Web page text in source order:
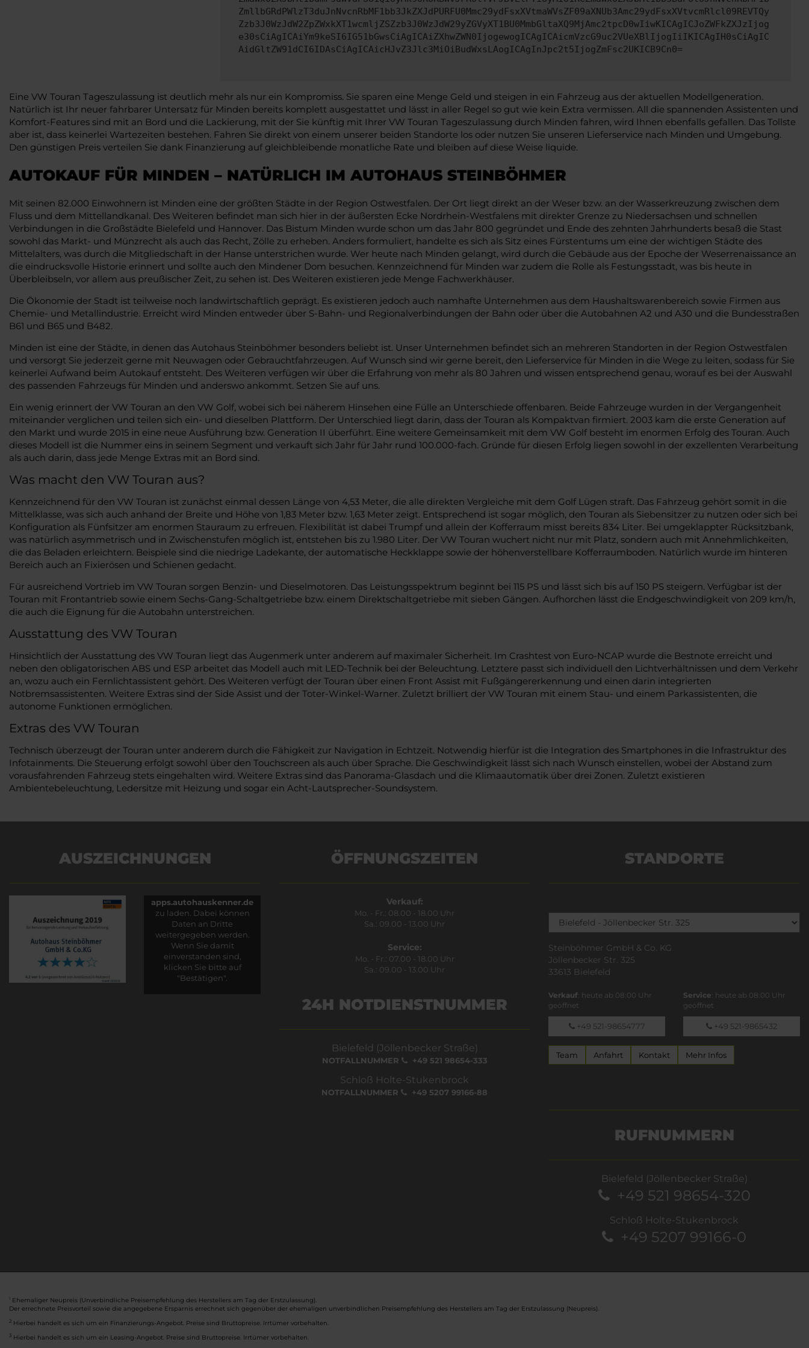
ZmllbGRdPWlzT3duJnNvcnRbMF1bb3JkZXJdPURFU0Mmc29ydFsxXVtmaWVsZF09aXNUb3Amc29ydFsxXVtvcmRlcl09REVTQy
Zzb3J0WzJdW2ZpZWxkXT1wcmljZSZzb3J0WzJdW29yZGVyXT1BU0MmbGltaXQ9MjAmc2tpcD0wIiwKICAgICJoZWFkZXJzIjog
e30sCiAgICAiYm9keSI6IG51bGwsCiAgICAiZXhwZWN0IjogewogICAgICAicmVzcG9uc2VUeXBlIjogIiIKICAgIH0sCiAgIC
AidGltZW91dCI6IDAsCiAgICAicHJvZ3Jlc3MiOiBudWxsLAogICAgInJpc2t5IjogZmFsc2UKICB9Cn0=
Eine VW Touran Tageszulassung ist deutlich mehr als nur ein Kompromiss. Sie sparen eine Menge Geld und steigen in ein Fahrzeug aus der aktuellen Modellgeneration.
Natürlich ist Ihr neuer fahrbarer Untersatz für Minden bereits komplett ausgestattet und lässt in aller Regel so gut wie kein Extra vermissen. All die spannenden Assistenten und
Komfort-Features sind mit an Bord und die Lackierung, mit der Sie künftig mit Ihrer VW Touran Tageszulassung durch Minden fahren, wird Ihnen ebenfalls gefallen. Das Tollste
aber ist, dass keinerlei Wartezeiten bestehen. Fahren Sie direkt von einem unserer beiden Standorte los oder nutzen Sie unseren Lieferservice nach Minden und Umgebung.
Den günstigen Preis verteilen Sie dank Finanzierung auf gleichbleibende monatliche Rate und bleiben auf diese Weise liquide.
AUTOKAUF FÜR MINDEN – NATÜRLICH IM AUTOHAUS STEINBÖHMER
Mit seinen 82.000 Einwohnern ist Minden eine der größten Städte in der Region Ostwestfalen. Der Ort liegt direkt an der Weser bzw. an der Wasserkreuzung zwischen dem
Fluss und dem Mittellandkanal. Des Weiteren befindet man sich hier in der äußersten Ecke Nordrhein-Westfalens mit direkter Grenze zu Niedersachsen und schnellen
Verbindungen in die Großstädte Bielefeld und Hannover. Das Bistum Minden wurde schon um das Jahr 800 gegründet und Ende des zehnten Jahrhunderts besaß die Stast
sowohl das Markt- und Münzrecht als auch das Recht, Zölle zu erheben. Anders formuliert, handelte es sich als Sitz eines Fürstentums um eine der wichtigen Städte des
Mittelalters, was durch die Mitgliedschaft in der Hanse unterstrichen wurde. Wer heute nach Minden gelangt, wird durch die Gebäude aus der Epoche der Weserrenaissance an
die eindrucksvolle Historie erinnert und sollte auch den Mindener Dom besuchen. Kennzeichnend für Minden war zudem die Rolle als Festungsstadt, was bis heute in
Überbleibseln, vor allem aus preußischer Zeit, zu sehen ist. Des Weiteren existieren jede Menge Fachwerkhäuser.
Die Ökonomie der Stadt ist teilweise noch landwirtschaftlich geprägt. Es existieren jedoch auch namhafte Unternehmen aus dem Haushaltswarenbereich sowie Firmen aus
Chemie- und Metallindustrie. Erreicht wird Minden entweder über S-Bahn- und Regionalverbindungen der Bahn oder über die Autobahnen A2 und A30 und die Bundesstraßen
B61 und B65 und B482.
Minden ist eine der Städte, in denen das Autohaus Steinböhmer besonders beliebt ist. Unser Unternehmen befindet sich an mehreren Standorten in der Region Ostwestfalen
und versorgt Sie jederzeit gerne mit Neuwagen oder Gebrauchtfahrzeugen. Auf Wunsch sind wir gerne bereit, den Lieferservice für Minden in die Wege zu leiten, sodass für Sie
keinerlei Aufwand beim Autokauf entsteht. Des Weiteren verfügen wir über die Erfahrung von mehr als 80 Jahren und wissen entsprechend genau, worauf es bei der Auswahl
des passenden Fahrzeugs für Minden und anderswo ankommt. Setzen Sie auf uns.
Ein wenig erinnert der VW Touran an den VW Golf, wobei sich bei näherem Hinsehen eine Fülle an Unterschiede offenbaren. Beide Fahrzeuge wurden in der Vergangenheit
miteinander verglichen und teilen sich ein- und dieselben Plattform. Der Unterschied liegt darin, dass der Touran als Kompaktvan firmiert. 2003 kam die erste Generation auf
den Markt und wurde 2015 in eine neue Ausführung bzw. Generation II überführt. Eine weitere Gemeinsamkeit mit dem VW Golf besteht im enormen Erfolg des Touran. Auch
dieses Modell ist die Nummer eins in seinem Segment und verkauft sich Jahr für Jahr rund 100.000-fach. Gründe für diesen Erfolg liegen sowohl in der exzellenten Verarbeitung
als auch darin, dass jede Menge Extras mit an Bord sind.
Was macht den VW Touran aus?
Kennzeichnend für den VW Touran ist zunächst einmal dessen Länge von 4,53 Meter, die alle direkten Vergleiche mit dem Golf Lügen straft. Das Fahrzeug gehört somit in die
Mittelklasse, was sich auch anhand der Breite und Höhe von 1,83 Meter bzw. 1,63 Meter zeigt. Entsprechend ist sogar möglich, den Touran als Siebensitzer zu nutzen oder sich bei
Konfiguration als Fünfsitzer am enormen Stauraum zu erfreuen. Flexibilität ist dabei Trumpf und allein der Kofferraum misst bereits 834 Liter. Bei umgeklappter Rücksitzbank,
was natürlich asymmetrisch und in Zwischenstufen möglich ist, entstehen bis zu 1.980 Liter. Der VW Touran wuchert nicht nur mit Platz, sondern auch mit Annehmlichkeiten,
die das Beladen erleichtern. Beispiele sind die niedrige Ladekante, der automatische Heckklappe sowie der höhenverstellbare Kofferraumboden. Natürlich wurde im hinteren
Bereich auch an Fixierösen und Schienen gedacht.
Für ausreichend Vortrieb im VW Touran sorgen Benzin- und Dieselmotoren. Das Leistungsspektrum beginnt bei 115 PS und lässt sich bis auf 150 PS steigern. Verfügbar ist der
Touran mit Frontantrieb sowie einem Sechs-Gang-Schaltgetriebe bzw. einem Direktschaltgetriebe mit sieben Gängen. Aufhorchen lässt die Endgeschwindigkeit von 209 km/h,
die auch die Eignung für die Autobahn unterstreichen.
Ausstattung des VW Touran
Hinsichtlich der Ausstattung des VW Touran liegt das Augenmerk unter anderem auf maximaler Sicherheit. Im Crashtest von Euro-NCAP wurde die Bestnote erreicht und
neben den obligatorischen ABS und ESP arbeitet das Modell auch mit LED-Technik bei der Beleuchtung. Letztere passt sich individuell den Lichtverhältnissen und dem Verkehr
an, wozu auch ein Fernlichtassistent gehört. Des Weiteren verfügt der Touran über einen Front Assist mit Fußgängererkennung und einen darin integrierten
Notbremsassistenten. Weitere Extras sind der Side Assist und der Toter-Winkel-Warner. Zuletzt brilliert der VW Touran mit einem Stau- und einem Parkassistenten, die
autonome Funktionen ermöglichen.
Extras des VW Touran
Technisch überzeugt der Touran unter anderem durch die Fähigkeit zur Navigation in Echtzeit. Notwendig hierfür ist die Integration des Smartphones in die Infrastruktur des
Infotainments. Die Steuerung erfolgt sowohl über den Touchscreen als auch über Sprache. Die Geschwindigkeit lässt sich nach Wunsch einstellen, wobei der Abstand zum
vorausfahrenden Fahrzeug stets eingehalten wird. Weitere Extras sind das Panorama-Glasdach und die Klimaautomatik über drei Zonen. Zuletzt existieren
Ambientebeleuchtung, Ledersitze mit Heizung und sogar ein Acht-Lautsprecher-Soundsystem.
AUSZEICHNUNGEN
apps.autohauskenner.de
zu laden. Dabei können
Daten an Dritte
weitergegeben werden.
Wenn Sie damit
einverstanden sind,
klicken Sie bitte auf
"Bestätigen".
ÖFFNUNGSZEITEN
Verkauf:
Mo. - Fr.: 08.00 - 18.00 Uhr
Sa.: 09.00 - 13.00 Uhr
Service:
Mo. - Fr.: 07.00 - 18.00 Uhr
Sa.: 09.00 - 13.00 Uhr
24H NOTDIENSTNUMMER
Bielefeld (Jöllenbecker Straße)
NOTFALLNUMMER +49 521 98654-333
Schloß Holte-Stukenbrock
NOTFALLNUMMER +49 5207 99166-88
STANDORTE
Steinböhmer GmbH & Co. KG
Jöllenbecker Str. 325
33613 Bielefeld
Verkauf: heute ab 08:00 Uhr
geöffnet
+49 521-98654777
Service: heute ab 08:00 Uhr
geöffnet
+49 521-9865432
Team Anfahrt Kontakt Mehr Infos
RUFNUMMERN
Bielefeld (Jöllenbecker Straße)
+49 521 98654-320
Schloß Holte-Stukenbrock
+49 5207 99166-0
1 Ehemaliger Neupreis (Unverbindliche Preisempfehlung des Herstellers am Tag der Erstzulassung).
Der errechnete Preisvorteil sowie die angegebene Ersparnis errechnet sich gegenüber der ehemaligen unverbindlichen Preisempfehlung des Herstellers am Tag der Erstzulassung (Neupreis).
2 Hierbei handelt es sich um ein Finanzierungs-Angebot. Preise sind Bruttopreise. Irrtümer vorbehalten.
3 Hierbei handelt es sich um ein Leasing-Angebot. Preise sind Bruttopreise. Irrtümer vorbehalten.